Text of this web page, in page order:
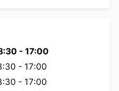
- 17:00
- 17:00
- 17:00